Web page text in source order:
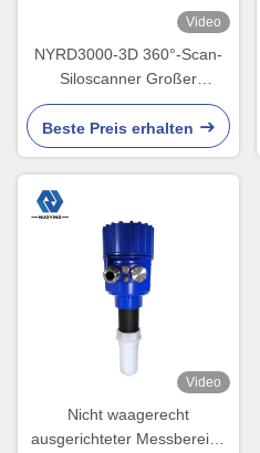
Video
NYRD3000-3D 360°-Scan-
Siloscanner Großer
Temperaturbereich - 40℃
bis 85℃
Beste Preis erhalten
Video
Nicht waagerecht
ausgerichteter Messbereich